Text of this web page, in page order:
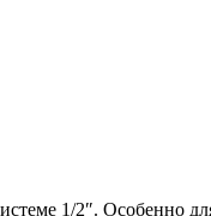
1/2″. Особенно